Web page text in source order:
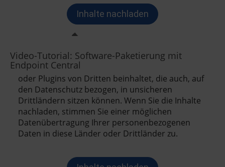
Video-Tutorial: Software-Paketierung mit
Endpoint Central